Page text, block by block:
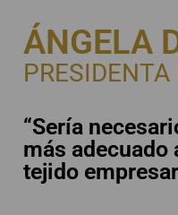
ÁNGELA
“Sería
más adecuado
tejido